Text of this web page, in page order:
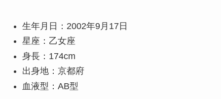
生年月日：2002年9月17日
星座：乙女座
身長：174cm
出身地：京都府
血液型：AB型